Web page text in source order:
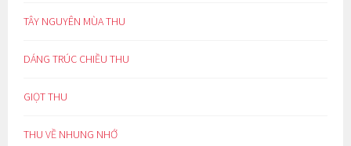
TÂY NGUYÊN MÙA THU
DÁNG TRÚC CHIỀU THU
GIỌT THU
THU VỀ NHUNG NHỚ